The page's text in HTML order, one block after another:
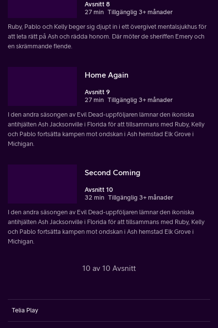
Avsnitt 8
27 min Tillgänglig 3+ månader
Ruby, Pablo och Kelly beger sig djupt in i ett övergivet mentalsjukhus för
att leta rätt på Ash och rädda honom. Där möter de sheriffen Emery och
en skrämmande fiende.
Home Again
Avsnitt 9
27 min Tillgänglig 3+ månader
I den andra säsongen av Evil Dead-uppföljaren lämnar den ikoniska
antihjälten Ash Jacksonville i Florida för att tillsammans med Ruby, Kelly
och Pablo fortsätta kampen mot ondskan i Ash hemstad Elk Grove i
Michigan.
Second Coming
Avsnitt 10
32 min Tillgänglig 3+ månader
I den andra säsongen av Evil Dead-uppföljaren lämnar den ikoniska
antihjälten Ash Jacksonville i Florida för att tillsammans med Ruby, Kelly
och Pablo fortsätta kampen mot ondskan i Ash hemstad Elk Grove i
Michigan.
10 av 10 Avsnitt
Telia Play